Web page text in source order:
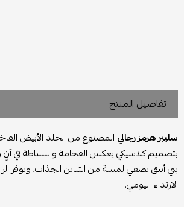
تفاصيل المنتج
سليبر هرمز رجالي المصنوع من الجلد الأبيض
بتصميم كلاسيكي يعكس الفخامة والبساطة في آنٍ
بني أنيق يضفي لمسة من التباين الجذاب، ويوفر
الارتداء اليومي.